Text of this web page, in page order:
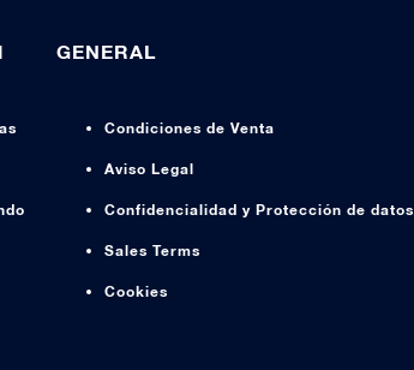
GENERAL
Condiciones de Venta
Aviso Legal
Confidencialidad y Protección de datos
Sales Terms
Cookies